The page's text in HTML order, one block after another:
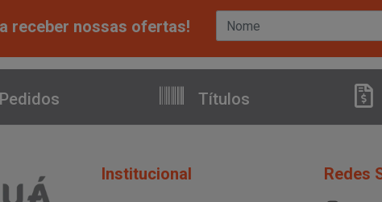
receber nossas ofertas!
Títulos
Institucional Redes